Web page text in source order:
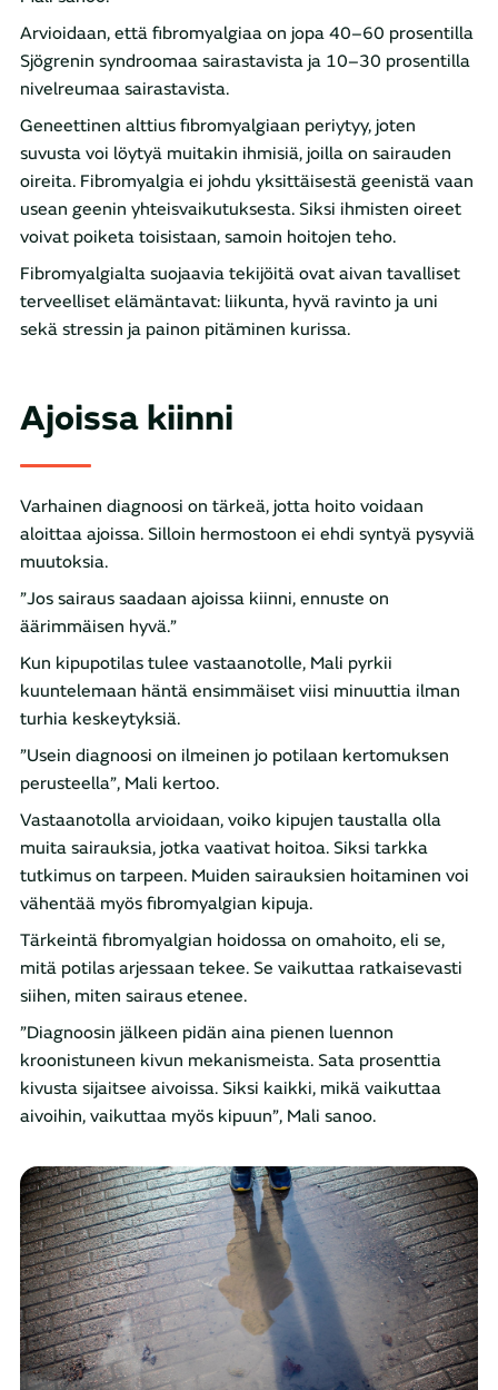
Arvioidaan, että fibromyalgiaa on jopa 40–60 prosentilla
Sjögrenin syndroomaa sairastavista ja 10–30 prosentilla
nivelreumaa sairastavista.
Geneettinen alttius fibromyalgiaan periytyy, joten
suvusta voi löytyä muitakin ihmisiä, joilla on sairauden
oireita. Fibromyalgia ei johdu yksittäisestä geenistä vaan
usean geenin yhteisvaikutuksesta. Siksi ihmisten oireet
voivat poiketa toisistaan, samoin hoitojen teho.
Fibromyalgialta suojaavia tekijöitä ovat aivan tavalliset
terveelliset elämäntavat: liikunta, hyvä ravinto ja uni
sekä stressin ja painon pitäminen kurissa.
Ajoissa kiinni
Varhainen diagnoosi on tärkeä, jotta hoito voidaan
aloittaa ajoissa. Silloin hermostoon ei ehdi syntyä pysyviä
muutoksia.
”Jos sairaus saadaan ajoissa kiinni, ennuste on
äärimmäisen hyvä.”
Kun kipupotilas tulee vastaanotolle, Mali pyrkii
kuuntelemaan häntä ensimmäiset viisi minuuttia ilman
turhia keskeytyksiä.
”Usein diagnoosi on ilmeinen jo potilaan kertomuksen
perusteella”, Mali kertoo.
Vastaanotolla arvioidaan, voiko kipujen taustalla olla
muita sairauksia, jotka vaativat hoitoa. Siksi tarkka
tutkimus on tarpeen. Muiden sairauksien hoitaminen voi
vähentää myös fibromyalgian kipuja.
Tärkeintä fibromyalgian hoidossa on omahoito, eli se,
mitä potilas arjessaan tekee. Se vaikuttaa ratkaisevasti
siihen, miten sairaus etenee.
”Diagnoosin jälkeen pidän aina pienen luennon
kroonistuneen kivun mekanismeista. Sata prosenttia
kivusta sijaitsee aivoissa. Siksi kaikki, mikä vaikuttaa
aivoihin, vaikuttaa myös kipuun”, Mali sanoo.